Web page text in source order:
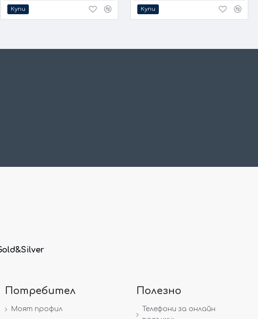
Купи Купи
Потребител
Моят профил
Полезно
Телефони за онлайн